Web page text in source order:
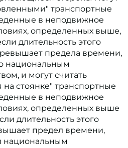
транспортные
в неподвижное
определенных выше,
длительность этого
предела времени,
национальным
и могут считать
стоянке" транспортные
в неподвижное
определенных выше
длительность этого
предел времени,
национальным